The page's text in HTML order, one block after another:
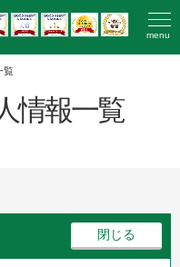
menu
覧
情報一覧